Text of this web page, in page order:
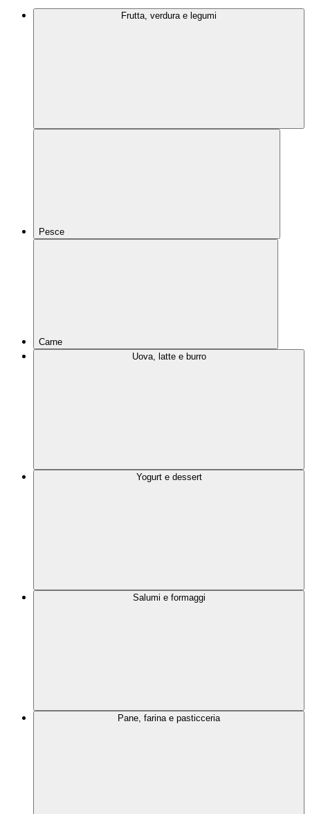
Frutta, verdura e legumi
Pesce
Carne
Uova, latte e burro
Yogurt e dessert
Salumi e formaggi
Pane, farina e pasticceria